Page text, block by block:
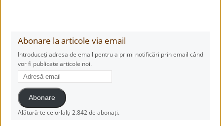
Abonare la articole via email
Introduceți adresa de email pentru a primi notificări prin email când
vor fi publicate articole noi.
Adresă
email
Abonare
Alătură-te celorlalți 2.842 de abonați.